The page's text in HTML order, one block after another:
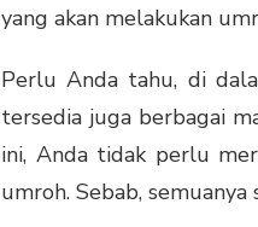
yang akan melakukan
Perlu Anda tahu, di
tersedia juga berbagai
ini, Anda tidak perlu
umroh. Sebab,